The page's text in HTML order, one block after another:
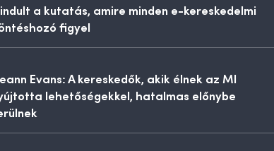
a kutatás, amire minden e-kereskedelmi
figyel
Evans: A kereskedők, akik élnek az MI
lehetőségekkel, hatalmas előnybe